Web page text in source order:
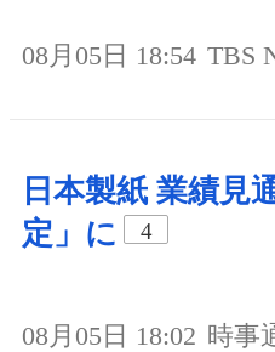
08月05日 18:54 TBS
日本製紙 業績見
定」に
4
08月05日 18:02 時事